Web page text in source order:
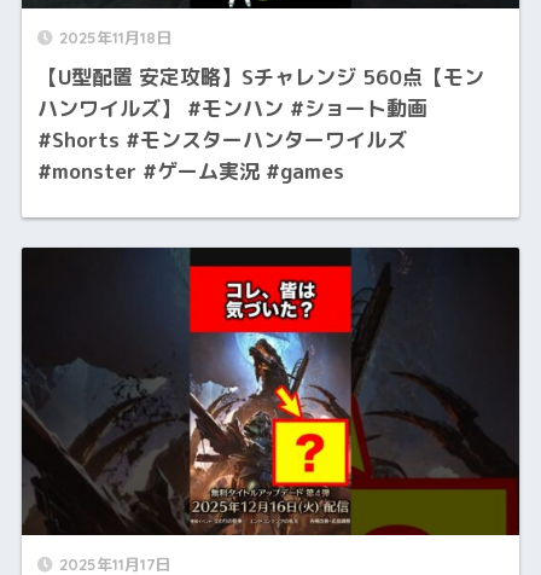
2025年11月18日
【U型配置 安定攻略】Sチャレンジ 560点【モン
ハンワイルズ】 #モンハン #ショート動画
#Shorts #モンスターハンターワイルズ
#monster #ゲーム実況 #games
2025年11月17日